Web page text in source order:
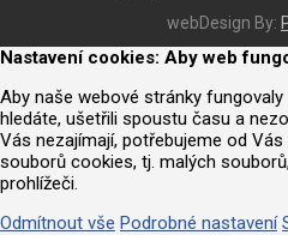
webDesign By:
Nastavení cookies: Aby web
Aby naše webové stránky
hledáte, ušetřili spoustu času a
Vás nezajímají, potřebujeme od
souborů cookies, tj. malých
prohlížeči.
Odmítnout vše Podrobné nastavení